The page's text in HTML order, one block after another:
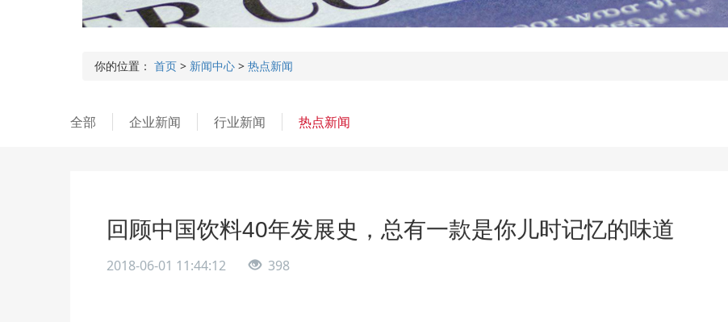
你的位置： 首页 > 新闻中心 > 热点新闻
全部 企业新闻 行业新闻 热点新闻
回顾中国饮料40年发展史，总有一款是你儿时记忆的味道
2018-06-01 11:44:12 398